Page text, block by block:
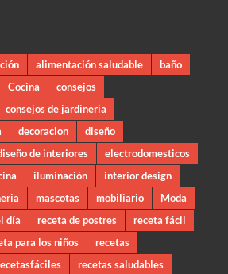
alimentación saludable
baño
Cocina
consejos
consejos de jardineria
decoracion
diseño
de interiores
electrodomesticos
iluminación
interior design
mascotas mobiliario
Moda
día receta de postres
receta fácil
para los niños
recetas
recetas saludables